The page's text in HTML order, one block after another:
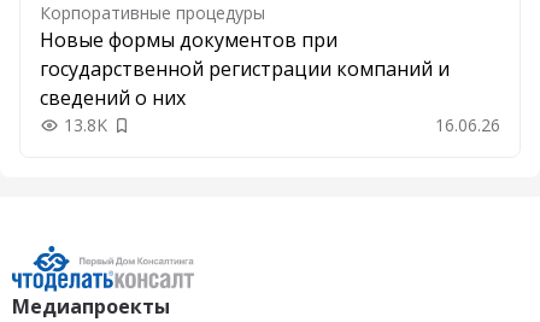
Корпоративные процедуры
Новые формы документов при
государственной регистрации компаний и
сведений о них
13.8K Добавить в закладки 16.06.26
Медиапроекты